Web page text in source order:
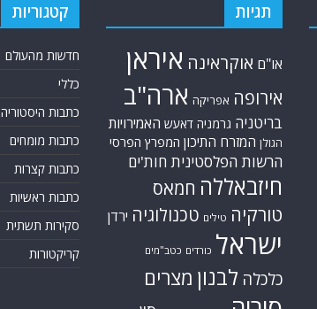
תגיות
או"ם אוקראינה איראן
אירופה אפריקה ארה"ב
בריטניה גרמניה דאעש האמירויות
הגולן המזרח התיכון המפרץ הפרסי
הרשות הפלסטינית חות'ים
חיזבאללה חמאס
טורקיה טילים טכנולוגיה ירדן
ישראל כורדים כטב"מים
כלכלה לבנון מצרים
קטגוריות
חדשות מהעולם
כללי
כתבות היסטוריה
כתבות מומחים
כתבות קצרות
כתבות ראשיות
סקירות תשתית
קריקטורות